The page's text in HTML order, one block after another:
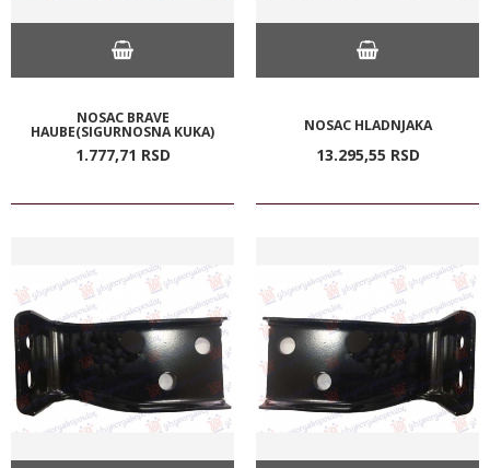
NOSAC BRAVE
HAUBE(SIGURNOSNA KUKA)
1.777,71 RSD
NOSAC HLADNJAKA
13.295,55 RSD